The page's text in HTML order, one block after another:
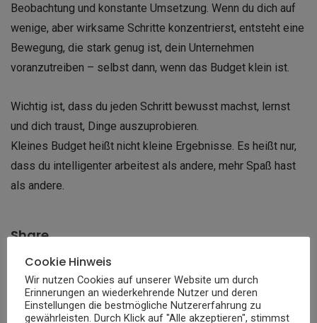
Beobachtung und konstante Umsetzung. Wenn du dich auf
wenige, aber wirksame Schritte konzentrierst, entsteht eine
Bewegung, die stark genug ist, dein Unternehmen
voranzutreiben – selbst dann, wenn das Budget klein ist.
Wichtig ist, dass du jeden Schritt bewusst machst, lernst
und dich traust, Dinge auszuprobieren.
Kleines Budget heißt nicht kleine Ergebnisse. Es heißt nur,
dass du intelligenter arbeitest als andere, mehr Spaß hast
als andere.
Share
Cookie Hinweis
Wir nutzen Cookies auf unserer Website um durch
Erinnerungen an wiederkehrende Nutzer und deren
Einstellungen die bestmögliche Nutzererfahrung zu
gewährleisten. Durch Klick auf "Alle akzeptieren", stimmst